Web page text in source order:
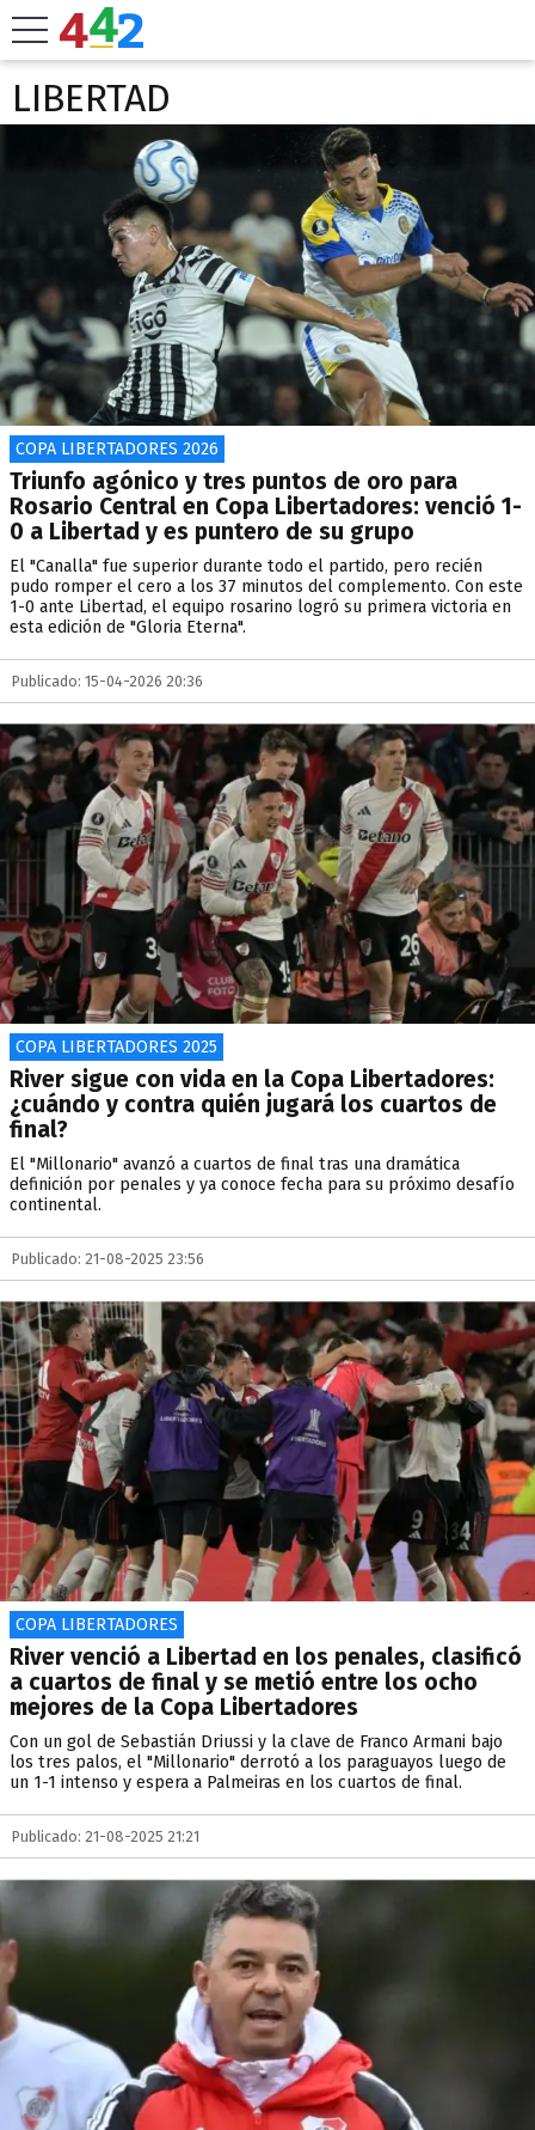
LIBERTAD
COPA LIBERTADORES 2026
Triunfo agónico y tres puntos de oro para
Rosario Central en Copa Libertadores: venció 1-
0 a Libertad y es puntero de su grupo
El "Canalla" fue superior durante todo el partido, pero recién
pudo romper el cero a los 37 minutos del complemento. Con este
1-0 ante Libertad, el equipo rosarino logró su primera victoria en
esta edición de "Gloria Eterna".
Publicado: 15-04-2026 20:36
COPA LIBERTADORES 2025
River sigue con vida en la Copa Libertadores:
¿cuándo y contra quién jugará los cuartos de
final?
El "Millonario" avanzó a cuartos de final tras una dramática
definición por penales y ya conoce fecha para su próximo desafío
continental.
Publicado: 21-08-2025 23:56
COPA LIBERTADORES
River venció a Libertad en los penales, clasificó
a cuartos de final y se metió entre los ocho
mejores de la Copa Libertadores
Con un gol de Sebastián Driussi y la clave de Franco Armani bajo
los tres palos, el "Millonario" derrotó a los paraguayos luego de
un 1-1 intenso y espera a Palmeiras en los cuartos de final.
Publicado: 21-08-2025 21:21